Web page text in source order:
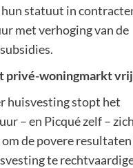
statuut in
met verhoging van de
privé-woningmarkt
huisvesting stopt het
– en Picqué zelf –
om de povere
te